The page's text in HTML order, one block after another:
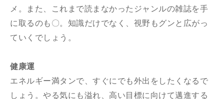
メ。また、これまで読まなかったジャンルの雑誌を手
に取るのも〇。知識だけでなく、視野もグンと広がっ
ていくでしょう。
健康運
エネルギー満タンで、すぐにでも外出をしたくなるで
しょう。やる気にも溢れ、高い目標に向けて邁進する